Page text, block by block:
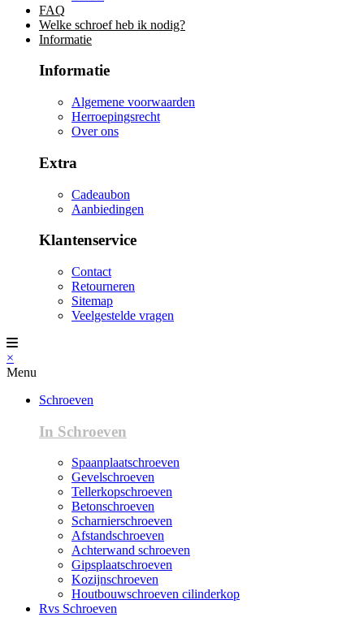
FAQ
Welke schroef heb ik nodig?
Informatie
Informatie
Algemene voorwaarden
Herroepingsrecht
Over ons
Extra
Cadeaubon
Aanbiedingen
Klantenservice
Contact
Retourneren
Sitemap
Veelgestelde vragen
×
Menu
Schroeven
In Schroeven
Spaanplaatschroeven
Gevelschroeven
Tellerkopschroeven
Betonschroeven
Scharnierschroeven
Afstandschroeven
Achterwand schroeven
Gipsplaatschroeven
Kozijnschroeven
Houtbouwschroeven cilinderkop
Rvs Schroeven